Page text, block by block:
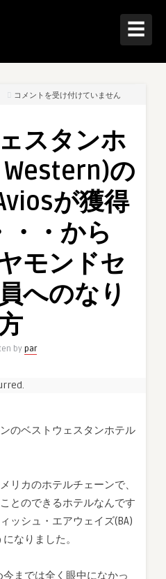
☰
ベ
ウ
ス
ン
(Best
の
泊
Avios
獲
能
ら
ダ
イ
ヤ
ン
コメントを受け付けていません
スタンホ
の
が獲得
・・から
モンドセ
へのなり
by par
のベストウェスタンホテル
リカのホテルチェーンで、
とのできるホテルなんです
ッシュ・エアウェイズ(BA)
なりました。
までは全く眼中になかっ